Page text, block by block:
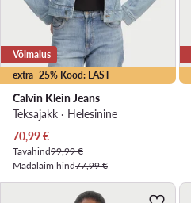
extra -25% Kood: LAST
Võimalus
Calvin Klein Jeans
Teksajakk · Helesinine
Praegune hind
70,99€
Tavahind99,99 €
Madalaim hind77,99 €